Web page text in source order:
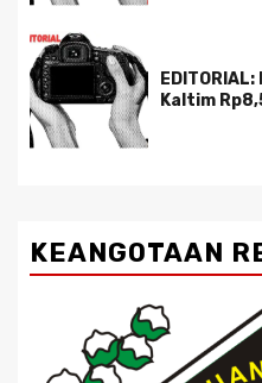
Kaltim
KEANGOTAAN